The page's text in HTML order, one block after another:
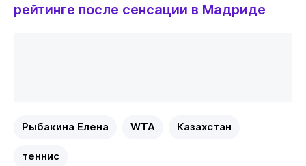
рейтинге после сенсации в Мадриде
Рыбакина Елена WTA Казахстан
теннис